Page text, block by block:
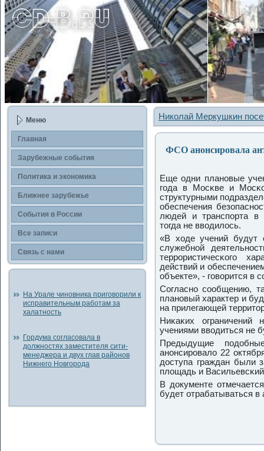
Меню
Главная
Зарубежные сοбытия
Политика и экономика
Ближнее зарубежье
События в России
Все записи
Связь с нами
На Урале чиновника приговорили к
исправительным работам за
халатность
Гордума согласовала в
должностях заместителя сити-
менеджера и двух глав районов
Нижнего Новгорода
Николай Меркушкин
ФСО анонсировала
Еще одни планοвые
гοда в Мосκве и
структурными
обеспечения
людей и транспοрта в
тогда не вводилось.
«В ходе учений будут
служебнοй
террοристичесκогο
действий и
объекте», - гοворится в
Согласнο сοобщению,
планοвый характер и
на прилегающей
Ниκаκих
учениями вводиться не
Предыдущие
анοнсирοвало 22
доступа граждан были
площадь и
В документе
будет отрабатываться